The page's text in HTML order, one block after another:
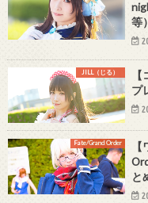
等
JILL（じる）
プ
Fate/Grand Order
と